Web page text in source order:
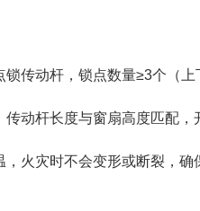
动杆，锁点数量≥3个（上
杆长度与窗扇高度匹配，
灾时不会变形或断裂，确